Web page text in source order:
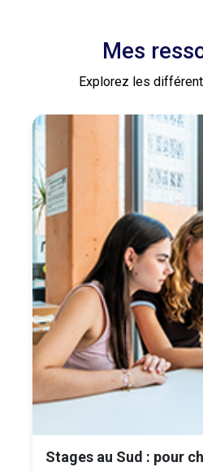
Mes
Explorez les
Stages au Sud : pour